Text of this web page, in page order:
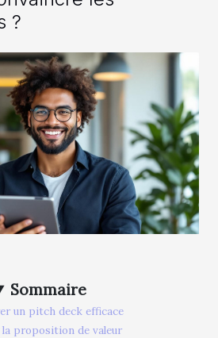
?
Sommaire
un pitch deck efficace
la proposition de valeur